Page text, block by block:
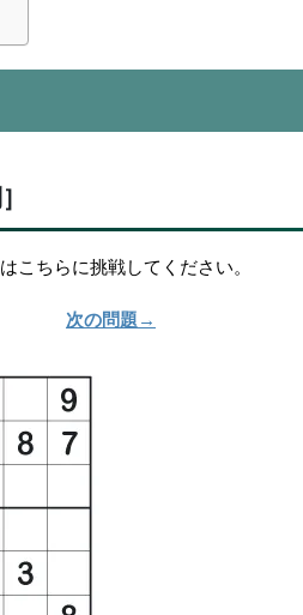
こちらに挑戦してください。
次の問題→